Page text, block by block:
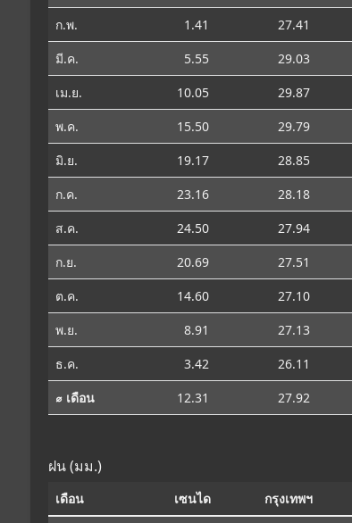
ก.พ.
1.41 27.41
มี.ค.
5.55 29.03
เม.ย.
10.05 29.87
พ.ค.
15.50 29.79
มิ.ย.
19.17 28.85
ก.ค.
23.16 28.18
ส.ค.
24.50 27.94
ก.ย.
20.69 27.51
ต.ค.
14.60 27.10
พ.ย.
8.91 27.13
ธ.ค.
3.42 26.11
⌀ เดือน
12.31 27.92
ฝน (มม.)
เดือน เซนได กรุงเทพฯ